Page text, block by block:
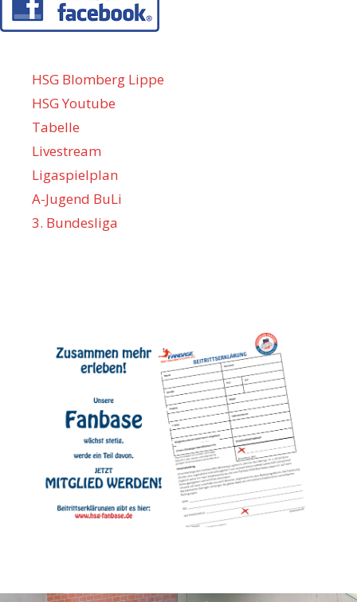
HSG Blomberg Lippe
HSG Youtube
Tabelle
Livestream
Ligaspielplan
A-Jugend BuLi
3. Bundesliga